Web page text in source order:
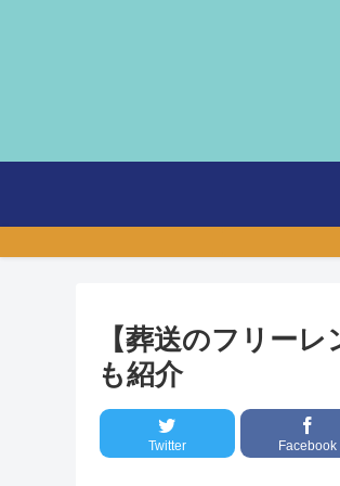
【葬送のフリー
も紹介
Twitter Facebook